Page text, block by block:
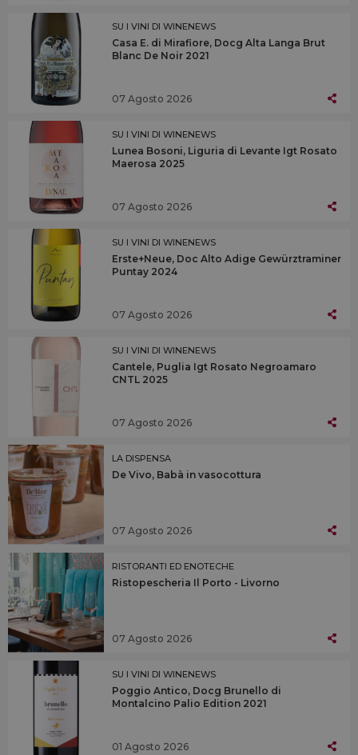
SU I VINI DI WINENEWS
Casa E. di Mirafiore, Docg Alta Langa Brut
Blanc De Noir 2021
07 Agosto 2026
SU I VINI DI WINENEWS
Lunea Bosoni, Liguria di Levante Igt Rosato
Maerosa 2025
07 Agosto 2026
SU I VINI DI WINENEWS
Erste+Neue, Doc Alto Adige Gewürztraminer
Puntay 2024
07 Agosto 2026
SU I VINI DI WINENEWS
Cantele, Puglia Igt Rosato Negroamaro
CNTL 2025
07 Agosto 2026
LA DISPENSA
De Vivo, Babà in vasocottura
07 Agosto 2026
RISTORANTI ED ENOTECHE
Ristopescheria Il Porto - Livorno
07 Agosto 2026
SU I VINI DI WINENEWS
Poggio Antico, Docg Brunello di
Montalcino Palio Edition 2021
01 Agosto 2026